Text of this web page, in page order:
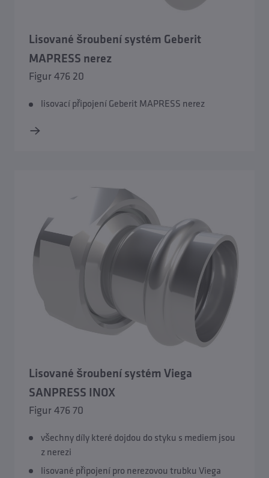
Lisované šroubení systém Geberit
MAPRESS nerez
Figur 476 20
lisovací připojení Geberit MAPRESS nerez
Lisované šroubení systém Viega
SANPRESS INOX
Figur 476 70
všechny díly které dojdou do styku s mediem jsou
z nerezi
lisované připojení pro nerezovou trubku Viega